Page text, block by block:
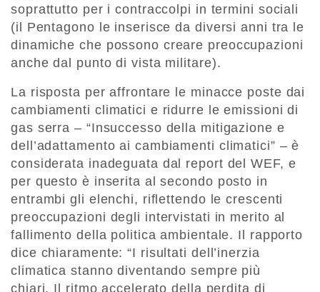
soprattutto per i contraccolpi in termini sociali
(il Pentagono le inserisce da diversi anni tra le
dinamiche che possono creare preoccupazioni
anche dal punto di vista militare).
La risposta per affrontare le minacce poste dai
cambiamenti climatici e ridurre le emissioni di
gas serra – “Insuccesso della mitigazione e
dell’adattamento ai cambiamenti climatici” – è
considerata inadeguata dal report del WEF, e
per questo è inserita al secondo posto in
entrambi gli elenchi, riflettendo le crescenti
preoccupazioni degli intervistati in merito al
fallimento della politica ambientale. Il rapporto
dice chiaramente: “I risultati dell’inerzia
climatica stanno diventando sempre più
chiari. Il ritmo accelerato della perdita di